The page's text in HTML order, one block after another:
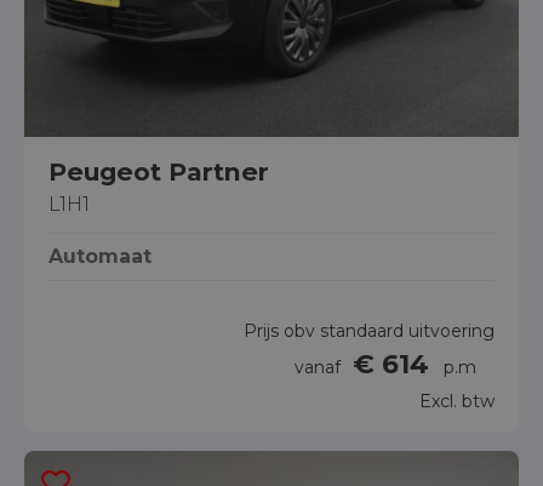
Peugeot Partner
L1H1
Automaat
Prijs obv standaard uitvoering
vanaf € 614
p.m
Excl. btw